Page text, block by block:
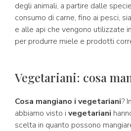
degli animali, a partire dalle
consumo di carne, fino ai pesci,
e alle api che vengono utilizzate
per produrre miele e prodotti
Vegetariani: cosa
Cosa mangiano i vegetariani?
abbiamo visto i vegetariani
scelta in quanto possono